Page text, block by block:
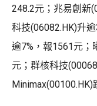
248.2元；兆易創新
科技(06082.HK)升
逾7%，報1561元；
元；群核科技
Minimax(00100.HK)